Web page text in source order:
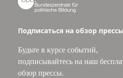
Подписаться на обзор прессы
Будьте в курсе событий,
подписывайтесь на наш
обзор прессы.